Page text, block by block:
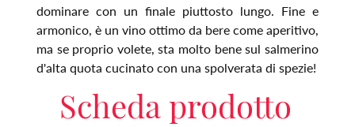
dominare con un finale piuttosto lungo. Fine e
armonico, è un vino ottimo da bere come aperitivo,
ma se proprio volete, sta molto bene sul salmerino
d'alta quota cucinato con una spolverata di spezie!
Scheda prodotto